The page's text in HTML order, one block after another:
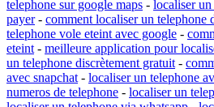
telephone sur google maps - localiser un
payer- comment localiser un telephone
telephone vole eteint avec google -
eteint - meilleure application pour
un telephone discrètement gratuit -
avec snapchat - localiser un telephone
numeros de telephone - localiser un